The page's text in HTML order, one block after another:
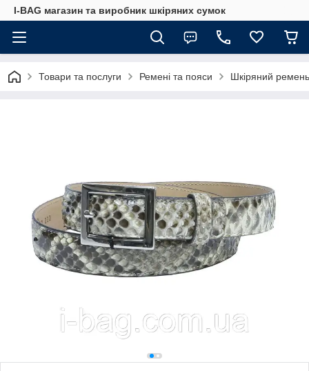
I-BAG магазин та виробник шкіряних сумок
Товари та послуги Ремені та пояси Шкіряний